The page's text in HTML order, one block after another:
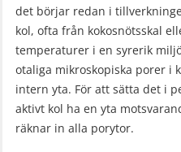
det börjar redan i
kol, ofta från kokosnötsskal
temperaturer i en syrerik
otaliga mikroskopiska porer i
intern yta. För att sätta det i
aktivt kol ha en yta
räknar in alla porytor.